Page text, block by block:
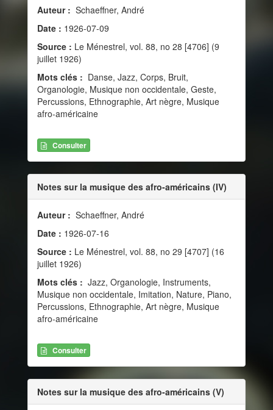
Auteur : Schaeffner, André
Date : 1926-07-09
Source : Le Ménestrel, vol. 88, no 28 [4706] (9
juillet 1926)
Mots clés : Danse, Jazz, Corps, Bruit,
Organologie, Musique non occidentale, Geste,
Percussions, Ethnographie, Art nègre, Musique
afro-américaine
Consulter
Notes sur la musique des afro-américains (IV)
Auteur : Schaeffner, André
Date : 1926-07-16
Source : Le Ménestrel, vol. 88, no 29 [4707] (16
juillet 1926)
Mots clés : Jazz, Organologie, Instruments,
Musique non occidentale, Imitation, Nature, Piano,
Percussions, Ethnographie, Art nègre, Musique
afro-américaine
Consulter
Notes sur la musique des afro-américains (V)